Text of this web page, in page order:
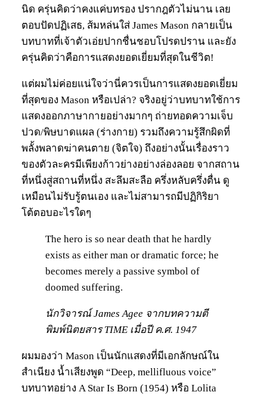
นิด ครุ่นคิดว่าคงแค่บทรอง ปรากฎตัวไม่นาน เลย
ตอบปัดปฏิเสธ, ส้มหล่นใส่ James Mason กลายเป็น
บทบาทที่เจ้าตัวเอ่ยปากชื่นชอบโปรดปราน และยัง
ครุ่นคิดว่าคือการแสดงยอดเยี่ยมที่สุดในชีวิต!
แต่ผมไม่ค่อยแน่ใจว่านี่ควรเป็นการแสดงยอดเยี่ยม
ที่สุดของ Mason หรือเปล่า? จริงอยู่ว่าบทบาทใช้การ
แสดงออกภาษากายอย่างมากๆ ถ่ายทอดความเจ็บ
ปวด/พิษบาดแผล (ร่างกาย) รวมถึงความรู้สึกผิดที่
พลั้งพลาดฆ่าคนตาย (จิตใจ) ถึงอย่างนั้นเรื่องราว
ของตัวละครมีเพียงก้าวย่างอย่างล่องลอย จากสถาน
ที่หนึ่งสู่สถานที่หนึ่ง สะลึมสะลือ ครึ่งหลับครึ่งตื่น ดู
เหมือนไม่รับรู้ตนเอง และไม่สามารถมีปฏิกิริยา
โต้ตอบอะไรใดๆ
The hero is so near death that he hardly
exists as either man or dramatic force; he
becomes merely a passive symbol of
doomed suffering.
นักวิจารณ์ James Agee จากบทความตี
พิมพ์นิตยสาร TIME เมื่อปี ค.ศ. 1947
ผมมองว่า Mason เป็นนักแสดงที่มีเอกลักษณ์ใน
สำเนียง น้ำเสียงพูด “Deep, mellifluous voice”
บทบาทอย่าง A Star Is Born (1954) หรือ Lolita